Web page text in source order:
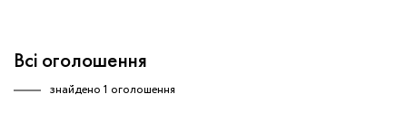
Всі оголошення
знайдено 1 оголошення